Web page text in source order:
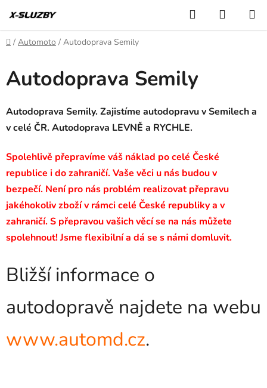
na
obsah
Hledat
KOŠÍK
Domů
/ Automoto / Autodoprava Semily
Autodoprava Semily
Autodoprava Semily. Zajistíme autodopravu v Semilech a
v celé ČR. Autodoprava LEVNĚ a RYCHLE.
Spolehlivě přepravíme váš náklad po celé České
republice i do zahraničí. Vaše věci u nás budou v
bezpečí. Není pro nás problém realizovat přepravu
jakéhokoliv zboží v rámci celé České republiky a v
zahraničí. S přepravou vašich věcí se na nás můžete
spolehnout! Jsme flexibilní a dá se s námi domluvit.
Bližší informace o
autodopravě najdete na webu
www.automd.cz.